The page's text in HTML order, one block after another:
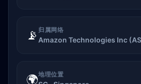
📡 归属网络
Amazon Technologies Inc
🌍地理位置